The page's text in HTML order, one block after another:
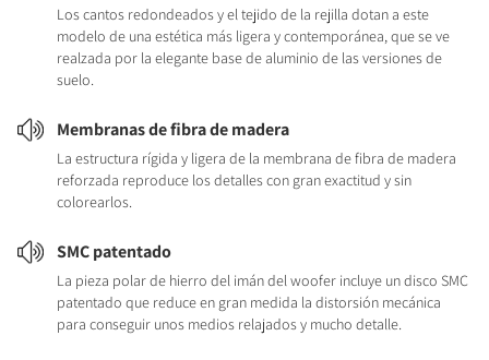
Los cantos redondeados y el tejido de la rejilla dotan a este
modelo de una estética más ligera y contemporánea, que se ve
realzada por la elegante base de aluminio de las versiones de
suelo.
Membranas de fibra de madera
La estructura rígida y ligera de la membrana de fibra de madera
reforzada reproduce los detalles con gran exactitud y sin
colorearlos.
SMC patentado
La pieza polar de hierro del imán del woofer incluye un disco SMC
patentado que reduce en gran medida la distorsión mecánica
para conseguir unos medios relajados y mucho detalle.